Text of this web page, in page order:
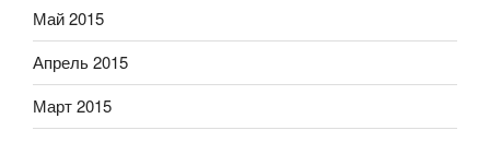
Май 2015
Апрель 2015
Март 2015